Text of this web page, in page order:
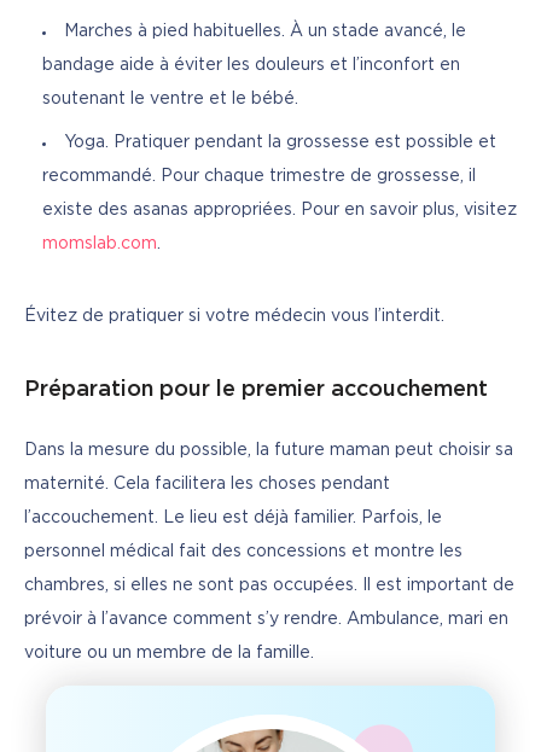
Marches à pied habituelles. À un stade avancé, le
bandage aide à éviter les douleurs et l’inconfort en
soutenant le ventre et le bébé.
Yoga. Pratiquer pendant la grossesse est possible et
recommandé. Pour chaque trimestre de grossesse, il
existe des asanas appropriées. Pour en savoir plus, visitez
momslab.com
Évitez de pratiquer si votre médecin vous l’interdit.
Préparation pour le premier accouchement
Dans la mesure du possible, la future maman peut choisir sa
maternité. Cela facilitera les choses pendant
l’accouchement. Le lieu est déjà familier. Parfois, le
personnel médical fait des concessions et montre les
chambres, si elles ne sont pas occupées. Il est important de
prévoir à l’avance comment s’y rendre. Ambulance, mari en
voiture ou un membre de la famille.